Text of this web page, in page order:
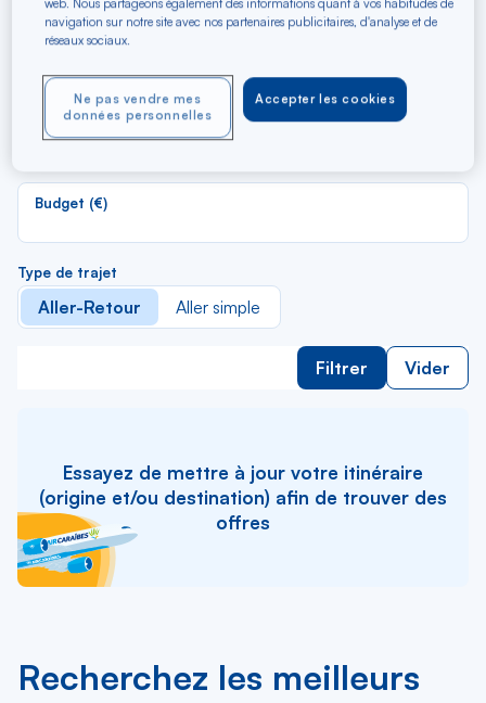
Depuis
Vers
Pour aller vers
Budget (€)
Type de trajet
Aller-Retour Aller simple
Filtrer Vider
Essayez de mettre à jour votre itinéraire
(origine et/ou destination) afin de trouver des
offres
Recherchez les meilleurs
web. Nous partageons également des informations quant à vos habitudes de
navigation sur notre site avec nos partenaires publicitaires, d'analyse et de
réseaux sociaux.
Accepter les cookies
Ne pas vendre mes
données personnelles